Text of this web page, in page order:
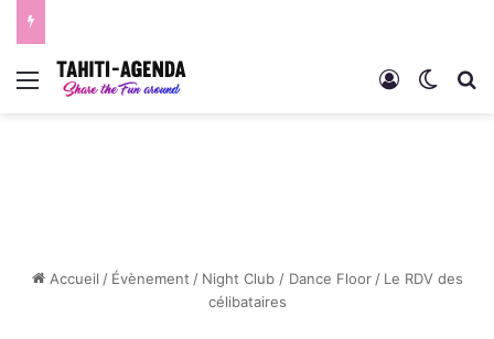
Menu Connexion
Accueil / Évènement / Night Club / Dance Floor / Le RDV des
célibataires